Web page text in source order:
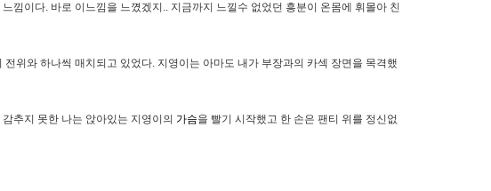
낌이다. 바로 이느낌을 느꼈겠지.. 지금까지 느낄수 없었던 흥분이 온몸에 휘몰아 친
위와 하나씩 매치되고 있었다. 지영이는 아마도 내가 부장과의 카섹 장면을 목격했
추지 못한 나는 앉아있는 지영이의 가슴을 빨기 시작했고 한 손은 팬티 위를 정신없